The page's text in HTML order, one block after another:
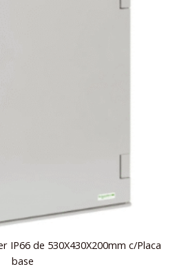
IP66 de 530X430X200mm c/Placa
base